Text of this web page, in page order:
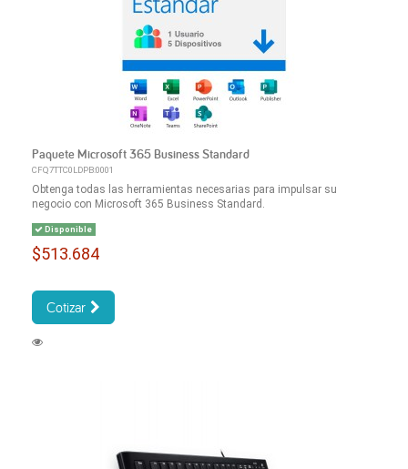
Paquete Microsoft 365 Business Standard
CFQ7TTC0LDPB:0001
Obtenga todas las herramientas necesarias para impulsar su
negocio con Microsoft 365 Business Standard.
Disponible
$513.684
Cotizar